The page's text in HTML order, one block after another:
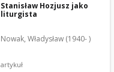
Stanisław Hozjusz jako
liturgista
Nowak, Władysław (1940- )
artykuł